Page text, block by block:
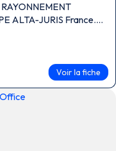
ALTA-JURIS France.
9001 Réparation de
accidents …)
–
Voir la fiche